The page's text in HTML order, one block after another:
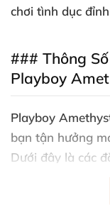
chơi tình dục
### Thông
Playboy
Playboy
bạn tận hưởng
Dưới đây là các
: